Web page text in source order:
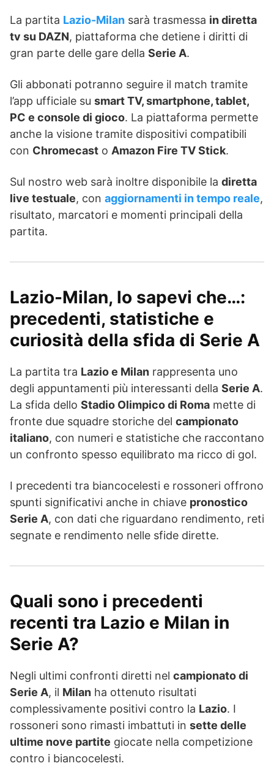
La partita Lazio-Milan sarà trasmessa in diretta
tv su DAZN, piattaforma che detiene i diritti di
gran parte delle gare della Serie A.
Gli abbonati potranno seguire il match tramite
l’app ufficiale su smart TV, smartphone, tablet,
PC e console di gioco. La piattaforma permette
anche la visione tramite dispositivi compatibili
con Chromecast o Amazon Fire TV Stick.
Sul nostro web sarà inoltre disponibile la diretta
live testuale, con aggiornamenti in tempo reale,
risultato, marcatori e momenti principali della
partita.
Lazio-Milan, lo sapevi che…:
precedenti, statistiche e
curiosità della sfida di Serie A
La partita tra Lazio e Milan rappresenta uno
degli appuntamenti più interessanti della Serie A.
La sfida dello Stadio Olimpico di Roma mette di
fronte due squadre storiche del campionato
italiano, con numeri e statistiche che raccontano
un confronto spesso equilibrato ma ricco di gol.
I precedenti tra biancocelesti e rossoneri offrono
spunti significativi anche in chiave pronostico
Serie A, con dati che riguardano rendimento, reti
segnate e rendimento nelle sfide dirette.
Quali sono i precedenti
recenti tra Lazio e Milan in
Serie A?
Negli ultimi confronti diretti nel campionato di
Serie A, il Milan ha ottenuto risultati
complessivamente positivi contro la Lazio. I
rossoneri sono rimasti imbattuti in sette delle
ultime nove partite giocate nella competizione
contro i biancocelesti.